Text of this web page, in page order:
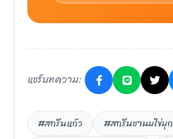
แชร์บทความ:
#สกรีนแก้ว #สกรีนชานมไข่มุก